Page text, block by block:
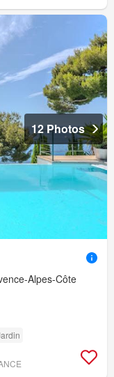
12 Photos
Alpes-Côte